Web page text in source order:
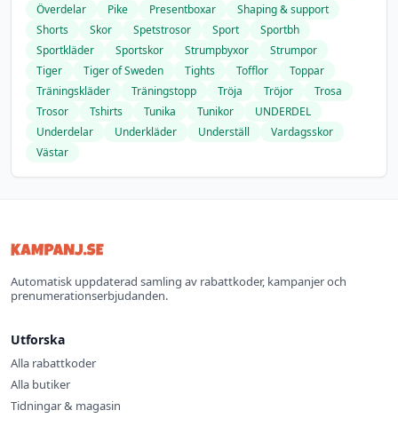
Överdelar
Pike Presentboxar
Shaping & support
Shorts
Skor Spetstrosor Sport
Sportbh
Sportkläder
Sportskor Strumpbyxor
Strumpor
Tiger
Tiger of Sweden Tights Tofflor
Toppar
Träningskläder
Träningstopp Tröja Tröjor
Trosa
Trosor
Tshirts Tunika Tunikor
UNDERDEL
Underdelar
Underkläder Underställ
Vardagsskor
Västar
Automatisk uppdaterad samling av rabattkoder, kampanjer och
prenumerationserbjudanden.
Utforska
Alla rabattkoder
Alla butiker
Tidningar & magasin